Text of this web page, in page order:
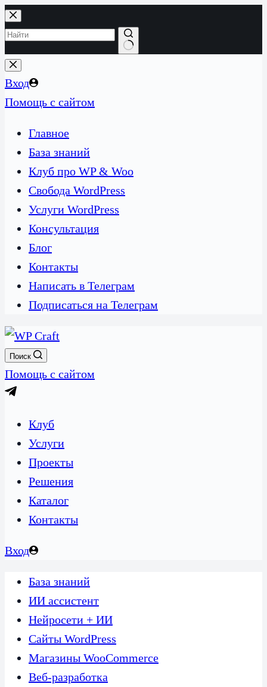
Перейти
к
сути
Ничего
не
найдено
Вход
Помощь с сайтом
Главное
База знаний
Клуб про WP & Woo
Свобода WordPress
Услуги WordPress
Консультация
Блог
Контакты
Написать в Телеграм
Подписаться на Телеграм
Поиск
Помощь с сайтом
Клуб
Услуги
Проекты
Решения
Каталог
Контакты
Вход
База знаний
ИИ ассистент
Нейросети + ИИ
Сайты WordPress
Магазины WooCommerce
Веб-разработка